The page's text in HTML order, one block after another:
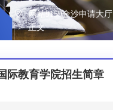
网站9159金沙申请大厅
> 正文
际教育学院招生简章